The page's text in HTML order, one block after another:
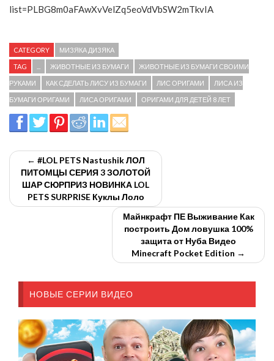
list=PLBG8m0aFAwXvVelZq5eoVdVbSW2mTkvIA
CATEGORY МИЗЯКА ДИЗЯКА
TAG ЖИВОТНЫЕ ИЗ БУМАГИ ЖИВОТНЫЕ ИЗ БУМАГИ СВОИМИ
РУКАМИ КАК СДЕЛАТЬ ЛИСУ ИЗ БУМАГИ ЛИС ОРИГАМИ ЛИСА ИЗ
БУМАГИ ОРИГАМИ ЛИСА ОРИГАМИ ОРИГАМИ ДЛЯ ДЕТЕЙ 8 ЛЕТ
← #LOL PETS Nastushik ЛОЛ
ПИТОМЦЫ СЕРИЯ 3 ЗОЛОТОЙ
ШАР СЮРПРИЗ НОВИНКА LOL
PETS SURPRISE Куклы Лоло
Майнкрафт ПЕ Выживание Как
построить Дом ловушка 100%
защита от Нуба Видео
Minecraft Pocket Edition →
НОВЫЕ СЕРИИ ВИДЕО